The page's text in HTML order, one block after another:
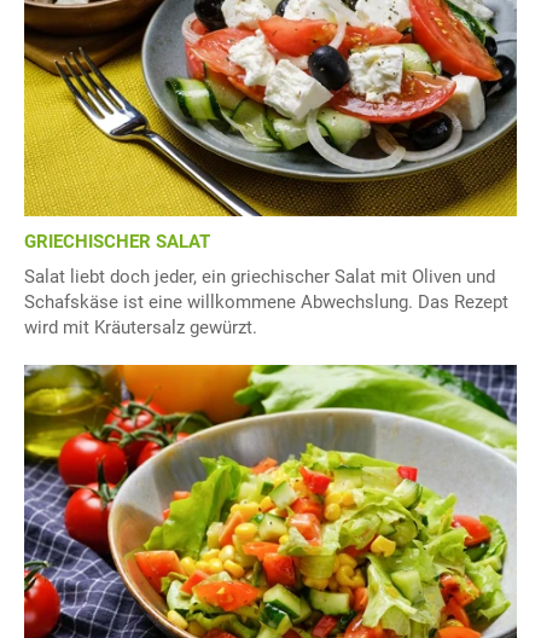
GRIECHISCHER SALAT
Salat liebt doch jeder, ein griechischer Salat mit Oliven und
Schafskäse ist eine willkommene Abwechslung. Das Rezept
wird mit Kräutersalz gewürzt.